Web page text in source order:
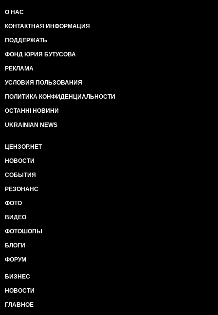
О НАС
КОНТАКТНАЯ ИНФОРМАЦИЯ
ПОДДЕРЖАТЬ
ФОНД ЮРИЯ БУТУСОВА
РЕКЛАМА
УСЛОВИЯ ПОЛЬЗОВАНИЯ
ПОЛИТИКА КОНФИДЕНЦИАЛЬНОСТИ
ОСТАННІ НОВИНИ
UKRAINIAN NEWS
ЦЕНЗОР.НЕТ
НОВОСТИ
СОБЫТИЯ
РЕЗОНАНС
ФОТО
ВИДЕО
ФОТОШОПЫ
БЛОГИ
ФОРУМ
БИЗНЕС
НОВОСТИ
ГЛАВНОЕ